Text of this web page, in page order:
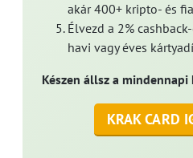
akár 400+ kripto- és
Élvezd a 2%
havi vagy éves
Készen állsz a
KRAK CARD